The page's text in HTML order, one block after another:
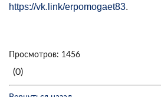
https://vk.link/erpomogaet83.
Просмотров: 1456
(0)